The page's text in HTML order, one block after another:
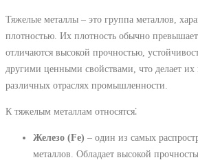
Тяжелые металлы – это группа металлов,
плотностью. Их плотность обычно
отличаются высокой прочностью,
другими ценными свойствами, что делает
различных отраслях промышленности.
К тяжелым металлам относятся⁚
Железо (Fe) ‒ один из самых
металлов. Обладает высокой